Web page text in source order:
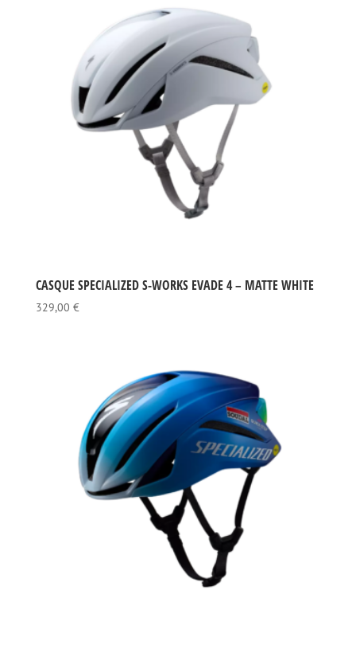
CASQUE SPECIALIZED S-WORKS EVADE 4 – MATTE WHITE
329,00 €